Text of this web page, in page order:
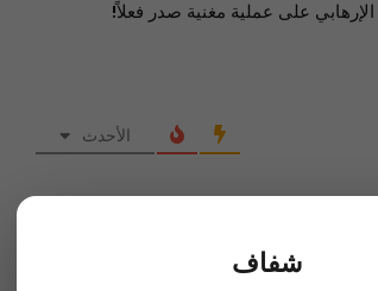
الإرهابي على عملية مغنية صدر فعلاً!
الأحدث
المليشيات الطائفية والعرقية يقودها رؤوس
لتدمير الشباب ان ابن لادن ومشعل
شفاف